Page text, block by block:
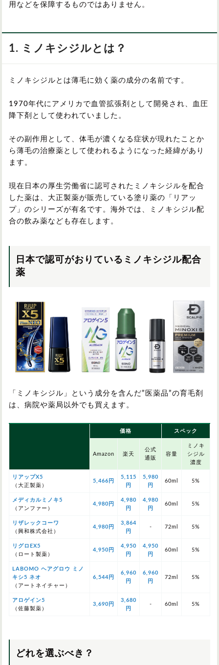
用などを保障するものではありません。
1. ミノキシジルとは？
ミノキシジルとは薄毛に効く薬の成分の名前です。
1970年代にアメリカで血管拡張剤として開発され、血圧
降下剤として使われていました。
その副作用として、体毛が濃くなる症状が現れたことか
ら薄毛の治療薬として使われるようになった経緯があり
ます。
現在日本の厚生労働省に認可されたミノキシジルを配合
した薬は、大正製薬が販売している塗り薬の「リアッ
プ」のシリーズが有名です。海外では、ミノキシジル配
合の飲み薬なども存在します。
日本で認可がおりているミノキシジル配合
薬
「ミノキシジル」という成分を含んだ”医薬品”の育毛剤
は、病院や薬局以外でも買えます。
価格 スペック
Amazon 楽天
公式
通販
容量
ミノキ
シジル
濃度
リアップX5
（大正製薬）
5,466円
5,115
円
5,980
円
60ml 5%
メディカルミノキ5
（アンファー）
4,980円
4,980
円
4,980
円
60ml 5%
リザレックコーワ
（興和株式会社）
4,980円
3,864
円
- 72ml 5%
リグロEX5
（ロート製薬）
4,950円
4,950
円
4,950
円
60ml 5%
LABOMO ヘアグロウ ミノ
キシ5 ネオ
（アートネイチャー）
6,544円
6,960
円
6,960
円
72ml 5%
アロゲイン5
（佐藤製薬）
3,690円
3,680
円
- 60ml 5%
どれを選ぶべき？